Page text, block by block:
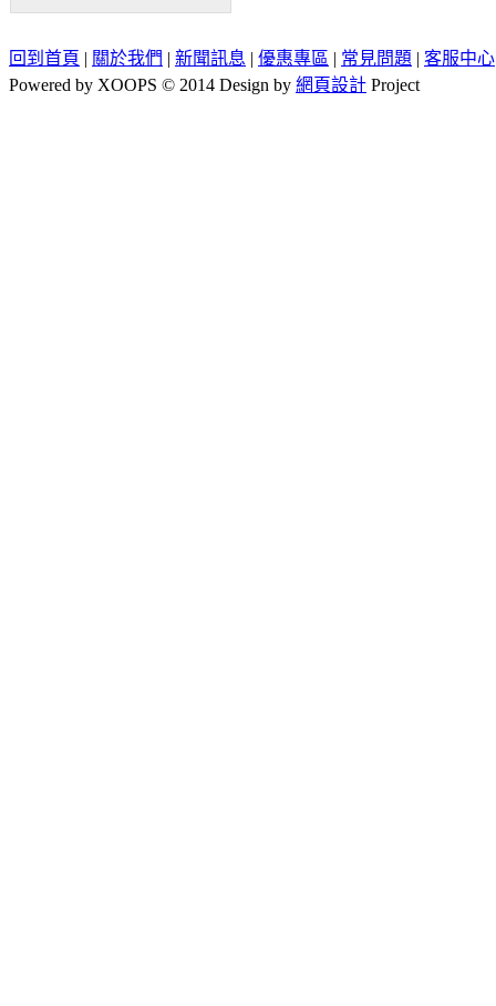
回到首頁 | 關於我們 | 新聞訊息 | 優惠專區 | 常見問題 | 客服中心
Powered by XOOPS © 2014 Design by 網頁設計 Project